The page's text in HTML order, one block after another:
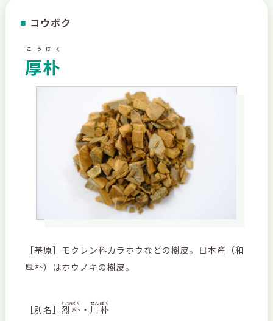
■ コウボク
厚朴
こうぼく
［基原］モクレン科カラホウなどの樹皮。日本産（和
厚朴）はホウノキの樹皮。
［別名］ 烈朴
れつぼく
・ 川朴
せんぼく